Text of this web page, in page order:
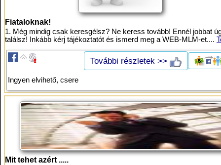
Fiataloknak!
1. Még mindig csak keresgélsz? Ne keress tovább! Ennél jobbat
találsz! Inkább kérj tájékoztatót és ismerd meg a WEB-MLM-et....
További részletek >>
Ingyen elvihető, csere
Mit tehet azért .....